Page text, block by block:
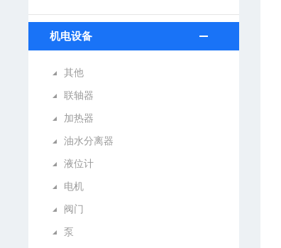
机电设备
其他
联轴器
加热器
油水分离器
液位计
电机
阀门
泵